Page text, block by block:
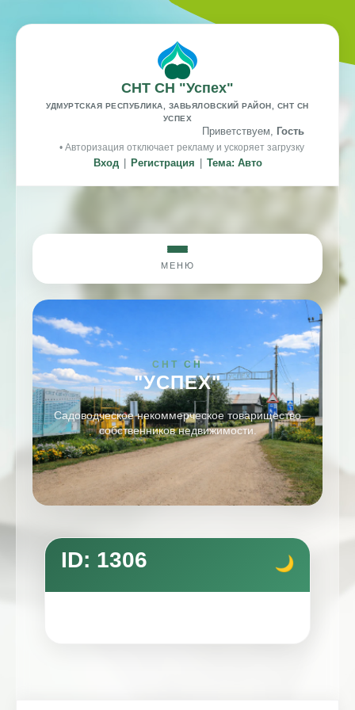
СНТ СН "Успех"
УДМУРТСКАЯ РЕСПУБЛИКА, ЗАВЬЯЛОВСКИЙ РАЙОН, СНТ СН
УСПЕХ
Приветствуем, Гость
• Авторизация отключает рекламу и ускоряет загрузку
Вход Регистрация Тема: Авто
МЕНЮ
СНТ СН
"УСПЕХ"
Садоводческое некоммерческое товарищество
собственников недвижимости.
ID: 1306